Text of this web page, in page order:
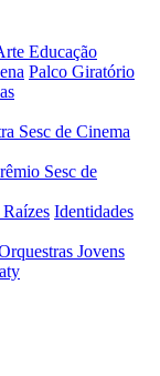
Educação
Palco Giratório
Sesc de Cinema
Sesc de
Raízes Identidades
Jovens